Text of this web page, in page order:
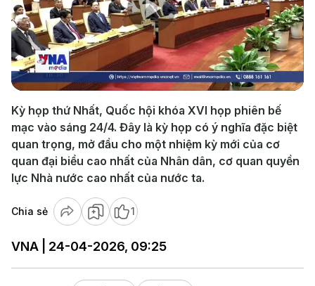
Play
Video
Kỳ họp thứ Nhất, Quốc hội khóa XVI họp phiên bế
mạc vào sáng 24/4. Đây là kỳ họp có ý nghĩa đặc biệt
quan trọng, mở đầu cho một nhiệm kỳ mới của cơ
quan đại biểu cao nhất của Nhân dân, cơ quan quyền
lực Nhà nước cao nhất của nước ta.
Chia sẻ 1
VNA | 24-04-2026, 09:25